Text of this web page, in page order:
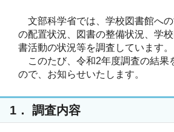
文部科学省では、学校図書館へ
の配置状況、図書の整備状況、学
書活動の状況等を調査しています。
このたび、令和2年度調査の結果
ので、お知らせいたします。
1． 調査内容